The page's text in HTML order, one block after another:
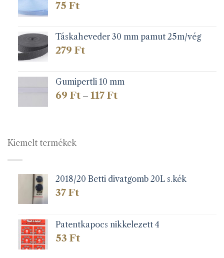
75 Ft
Táskaheveder 30 mm pamut 25m/vég
279 Ft
Gumipertli 10 mm
69 Ft – 117 FtÁrtartomány:
Kiemelt termékek
2018/20 Betti divatgomb 20L s.kék
37 Ft
Patentkapocs nikkelezett 4
53 Ft